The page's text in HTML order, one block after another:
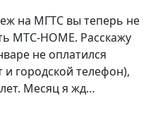
на МГТС вы теперь не
МТС-HOME. Расскажу
не оплатился
городской телефон),
Месяц я жд…